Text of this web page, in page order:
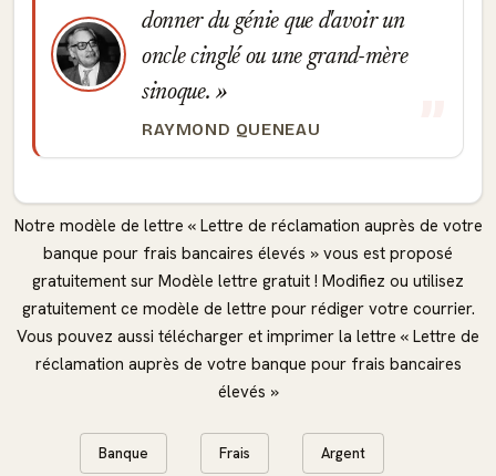
donner du génie que d'avoir un
oncle cinglé ou une grand-mère
sinoque.
RAYMOND QUENEAU
Notre modèle de lettre « Lettre de réclamation auprès de votre
banque pour frais bancaires élevés » vous est proposé
gratuitement sur Modèle lettre gratuit ! Modifiez ou utilisez
gratuitement ce modèle de lettre pour rédiger votre courrier.
Vous pouvez aussi télécharger et imprimer la lettre « Lettre de
réclamation auprès de votre banque pour frais bancaires
élevés »
Banque Frais Argent